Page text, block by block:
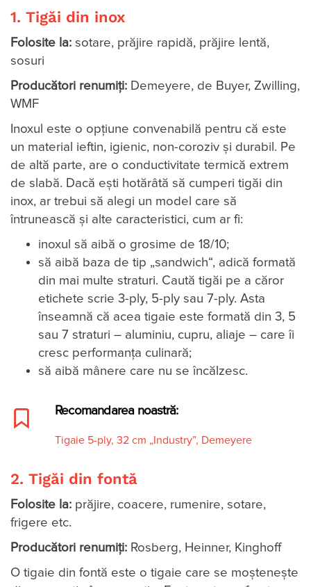
1. Tigăi din inox
Folosite la: sotare, prăjire rapidă, prăjire lentă,
sosuri
Producători renumiți: Demeyere, de Buyer, Zwilling,
WMF
Inoxul este o opțiune convenabilă pentru că este
un material ieftin, igienic, non-coroziv și durabil. Pe
de altă parte, are o conductivitate termică extrem
de slabă. Dacă ești hotărâtă să cumperi tigăi din
inox, ar trebui să alegi un model care să
întrunească și alte caracteristici, cum ar fi:
inoxul să aibă o grosime de 18/10;
să aibă baza de tip „sandwich“, adică formată
din mai multe straturi. Caută tigăi pe a căror
etichete scrie 3-ply, 5-ply sau 7-ply. Asta
înseamnă că acea tigaie este formată din 3, 5
sau 7 straturi – aluminiu, cupru, aliaje – care îi
cresc performanța culinară;
să aibă mânere care nu se încălzesc.
Recomandarea noastră:
Tigaie 5-ply, 32 cm „Industry”, Demeyere
2. Tigăi din fontă
Folosite la: prăjire, coacere, rumenire, sotare,
frigere etc.
Producători renumiți: Rosberg, Heinner, Kinghoff
O tigaie din fontă este o tigaie care se moștenește